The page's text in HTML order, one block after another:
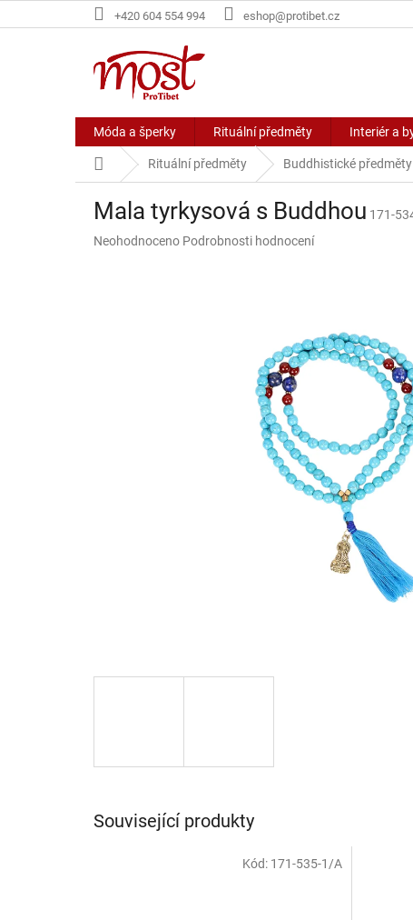
na
+420 604 554 994 eshop@protibet.cz
Móda a šperky Rituální předměty Interiér a
Domů Rituální předměty Buddhistické předměty
Mala tyrkysová s Buddhou 171-
Průměrné
Neohodnoceno Podrobnosti hodnocení
Související produkty
Kód: 171-535-1/A